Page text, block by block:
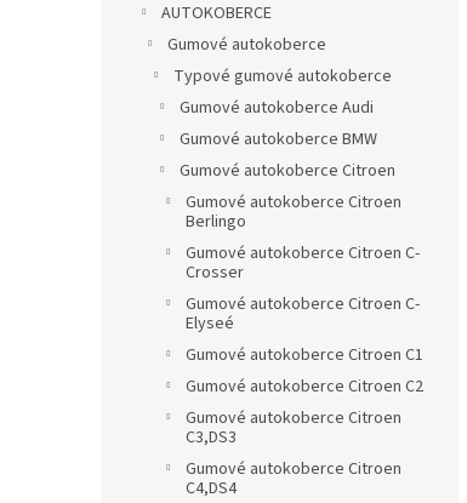
AUTOKOBERCE
Gumové autokoberce
Typové gumové autokoberce
Gumové autokoberce Audi
Gumové autokoberce BMW
Gumové autokoberce Citroen
Gumové autokoberce Citroen
Berlingo
Gumové autokoberce Citroen C-
Crosser
Gumové autokoberce Citroen C-
Elyseé
Gumové autokoberce Citroen C1
Gumové autokoberce Citroen C2
Gumové autokoberce Citroen
C3,DS3
Gumové autokoberce Citroen
C4,DS4